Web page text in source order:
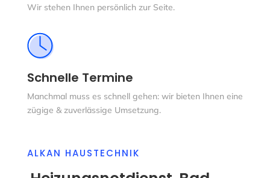
Wir stehen Ihnen persönlich zur Seite.
Schnelle Termine
Manchmal muss es schnell gehen: wir bieten Ihnen eine
zügige & zuverlässige Umsetzung.
ALKAN HAUSTECHNIK